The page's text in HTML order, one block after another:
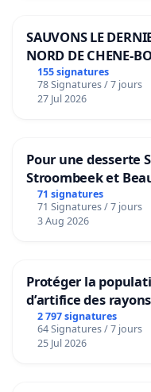
SAUVONS LE
NORD DE CHENE-
155 signatures
78 Signatures / 7 jours
27 Jul 2026
Pour une desserte
Stroombeek et
bediening van de
Voor
71 signatures
71 Signatures / 7 jours
3 Aug 2026
Protéger la
d’artifice des rayons
2 797 signatures
64 Signatures / 7 jours
25 Jul 2026